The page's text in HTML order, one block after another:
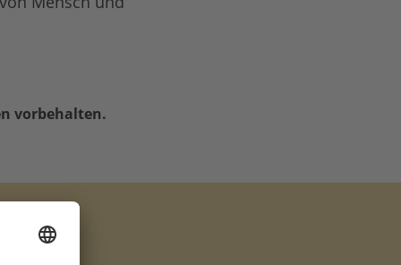
vorbehalten.